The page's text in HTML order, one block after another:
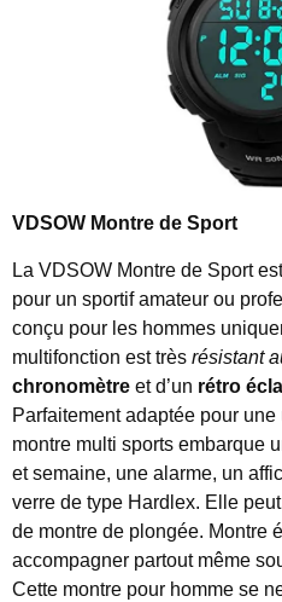
VDSOW Montre de Sport
La VDSOW Montre de Sport
pour un sportif amateur ou
conçu pour les hommes
multifonction est très résistant
chronomètre et d’un rétro
Parfaitement adaptée pour
montre multi sports embarque
et semaine, une alarme, un
verre de type Hardlex. Elle
de montre de plongée. Montre
accompagner partout même
Cette montre pour homme se